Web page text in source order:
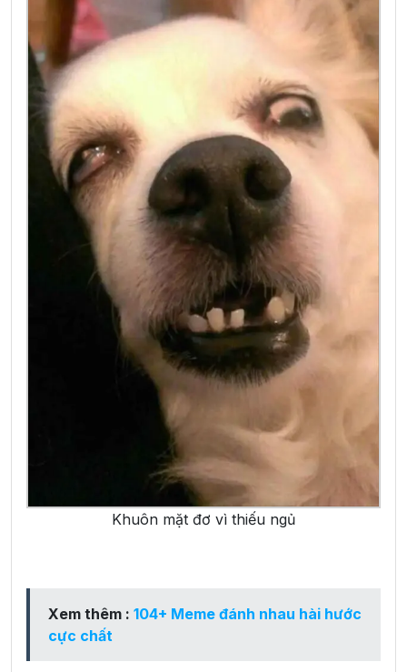
Khuôn mặt đơ vì thiếu ngủ
Xem thêm : 104+ Meme đánh nhau hài hước
cực chất